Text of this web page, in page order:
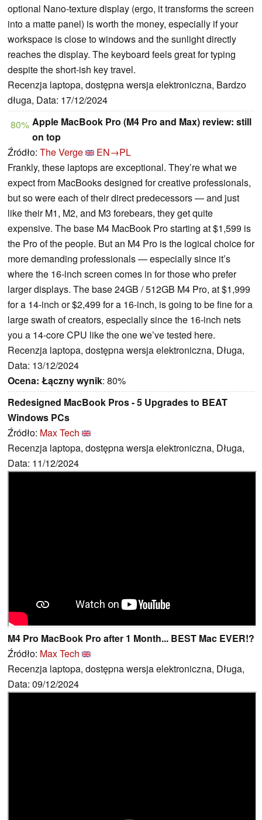
optional Nano-texture display (ergo, it transforms the screen
into a matte panel) is worth the money, especially if your
workspace is close to windows and the sunlight directly
reaches the display. The keyboard feels great for typing
despite the short-ish key travel.
Recenzja laptopa, dostępna wersja elektroniczna, Bardzo
długa, Data: 17/12/2024
80% Apple MacBook Pro (M4 Pro and Max) review: still
on top
Źródło: The Verge
EN→PL
Frankly, these laptops are exceptional. They’re what we
expect from MacBooks designed for creative professionals,
but so were each of their direct predecessors — and just
like their M1, M2, and M3 forebears, they get quite
expensive. The base M4 MacBook Pro starting at $1,599 is
the Pro of the people. But an M4 Pro is the logical choice for
more demanding professionals — especially since it’s
where the 16-inch screen comes in for those who prefer
larger displays. The base 24GB / 512GB M4 Pro, at $1,999
for a 14-inch or $2,499 for a 16-inch, is going to be fine for a
large swath of creators, especially since the 16-inch nets
you a 14-core CPU like the one we’ve tested here.
Recenzja laptopa, dostępna wersja elektroniczna, Długa,
Data: 13/12/2024
Ocena: Łączny wynik: 80%
Redesigned MacBook Pros - 5 Upgrades to BEAT
Windows PCs
Źródło: Max Tech
Recenzja laptopa, dostępna wersja elektroniczna, Długa,
Data: 11/12/2024
M4 Pro MacBook Pro after 1 Month... BEST Mac EVER!?
Źródło: Max Tech
Recenzja laptopa, dostępna wersja elektroniczna, Długa,
Data: 09/12/2024